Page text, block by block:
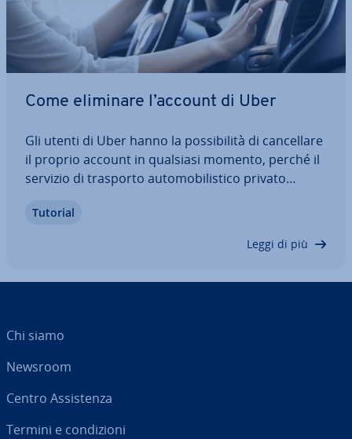
Come eliminare l’account di Uber
Gli utenti di Uber hanno la pos­si­bi­li­tà di can­cel­la­re
il proprio account in qualsiasi momento, perché il
servizio di trasporto au­to­mo­bi­li­sti­co privato
sito web. Per farlo sono necessari i dati di accesso
Tutorial
Leggi di più
Chi siamo
Newsroom
Centro As­si­sten­za
Termini e con­di­zio­ni